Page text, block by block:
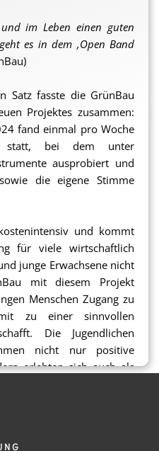
im Leben einen guten
es in dem ‚Open Band
Satz fasste die GrünBau
Projektes zusammen:
fand einmal pro Woche
statt, bei dem unter
ausprobiert und
die eigene Stimme
und kommt
für viele wirtschaftlich
junge Erwachsene nicht
mit diesem Projekt
Menschen Zugang zu
zu einer sinnvollen
Die Jugendlichen
nicht nur positive
erlebten sich auch als
Musikalität auch eine